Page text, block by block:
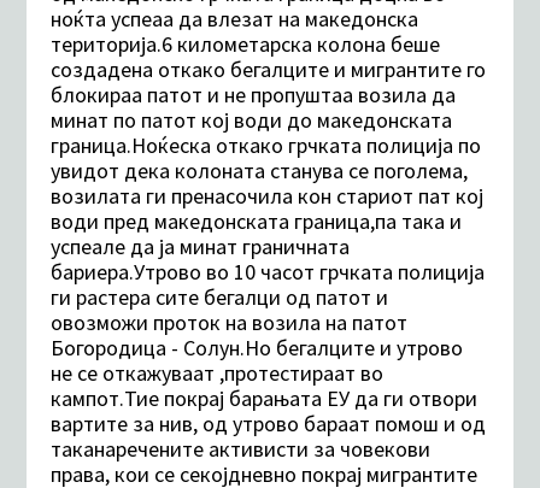
ноќта успеаа да влезат на македонска
територија.6 километарска колона беше
создадена откако бегалците и мигрантите го
блокираа патот и не пропуштаа возила да
минат по патот кој води до македонската
граница.Ноќеска откако грчката полиција по
увидот дека колоната станува се поголема,
возилата ги пренасочила кон стариот пат кој
води пред македонската граница,па така и
успеале да ја минат граничната
бариера.Утрово во 10 часот грчката полиција
ги растера сите бегалци од патот и
овозможи проток на возила на патот
Богородица - Солун.Но бегалците и утрово
не се откажуваат ,протестираат во
кампот.Тие покрај барањата ЕУ да ги отвори
вартите за нив, од утрово бараат помош и од
таканаречените активисти за човекови
права, кои се секојдневно покрај мигрантите